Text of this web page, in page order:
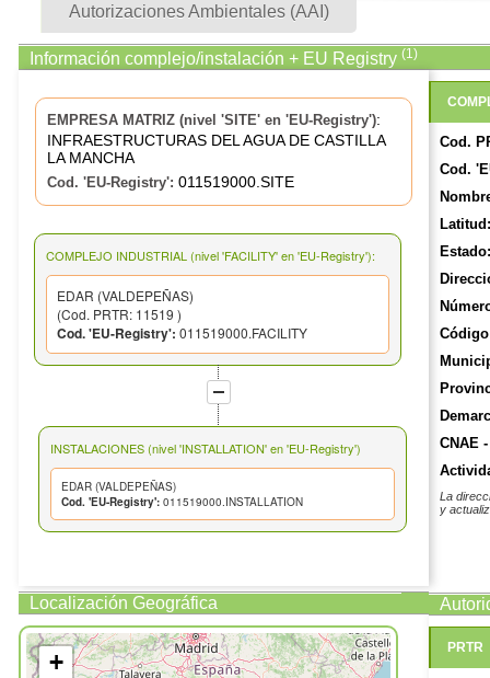
Autorizaciones Ambientales (AAI)
Información complejo/instalación + EU Registry (1)
EMPRESA MATRIZ (nivel 'SITE' en 'EU-Registry'):
INFRAESTRUCTURAS DEL AGUA DE CASTILLA
LA MANCHA
Cod. 'EU-Registry': 011519000.SITE
COMPLEJO INDUSTRIAL (nivel 'FACILITY' en 'EU-Registry'):
EDAR (VALDEPEÑAS)
(Cod. PRTR: 11519 )
Cod. 'EU-Registry': 011519000.FACILITY
INSTALACIONES (nivel 'INSTALLATION' en 'EU-Registry')
EDAR (VALDEPEÑAS)
Cod. 'EU-Registry': 011519000.INSTALLATION
Localización Geográfica
+
Cod.
Cod.
Latitud:
Estado:
CNAE
La
y
PRTR